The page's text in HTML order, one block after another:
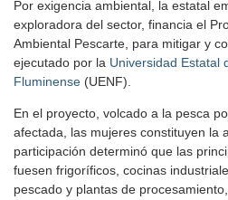
Por exigencia ambiental, la estatal
exploradora del sector, financia el
Ambiental Pescarte, para mitigar y
ejecutado por la Universidad Estatal
Fluminense (UENF).
En el proyecto, volcado a la pesca
afectada, las mujeres constituyen la
participación determinó que las
fuesen frigoríficos, cocinas
pescado y plantas de